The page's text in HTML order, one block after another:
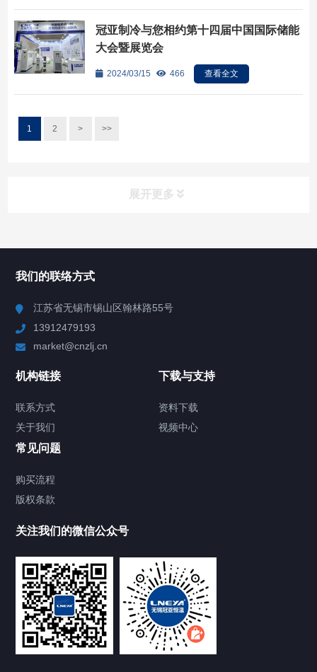
冠亚制冷与您相约第十四届中国国际储能
大会暨展览会
2024/03/15 466 查看全文
1 2 > >>
展开更多
Chiller高精度制冷循环器
TCU温度控制单元
Chiller气体控温系统
Chamber试验箱
FREEZER低温箱
VOCs冷凝回收装置
我们的联络方式
江苏省无锡市锡山区翰林路55号
13912479193
market@cnzlj.cn
机构链接
联系方式
关于我们
下载与支持
资料下载
视频中心
常见问题
购买流程
版权条款
关注我们的微信公众号